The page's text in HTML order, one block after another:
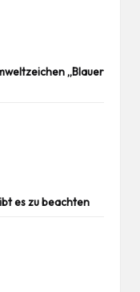
„Blauer
es zu beachten